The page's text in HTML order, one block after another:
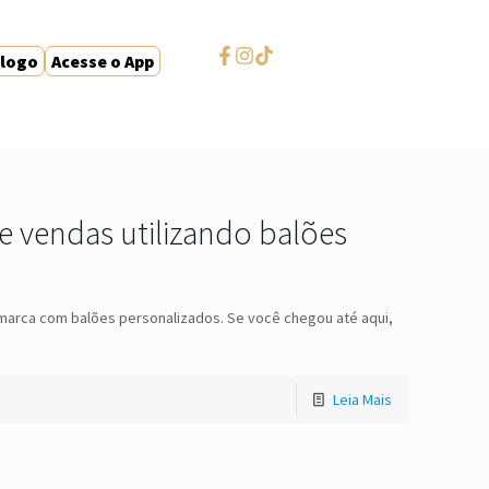
Acesse o App
vendas utilizando balões
com balões personalizados. Se você chegou até aqui,
Leia Mais